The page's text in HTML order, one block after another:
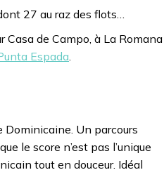
27 au raz des flots…
de Campo, à La Romana
Espada.
Dominicaine. Un parcours
le score n’est pas l’unique
tout en douceur. Idéal